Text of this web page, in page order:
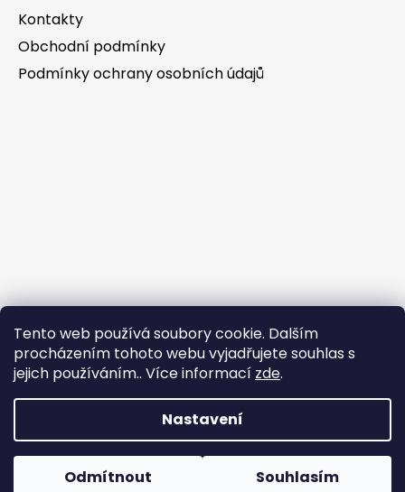
Tento web používá soubory cookie. Dalším
procházením tohoto webu vyjadřujete souhlas s
jejich používáním.. Více informací zde.
Nastavení
Odmítnout Souhlasím
Kontakty
Obchodní podmínky
Podmínky ochrany osobních údajů
Tvorba e-shopu: Ondřej Doležal
Vytvořil Shoptet
Copyright 2026
. Všechna práva